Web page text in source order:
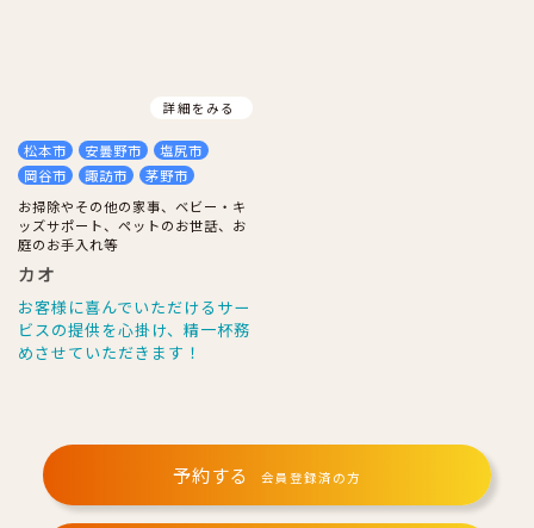
詳細をみる
松本市 安曇野市
塩尻市
岡谷市
諏訪市
茅野市
お掃除やその他の家事、ベビー・キ
ッズサポート、ペットのお世話、お
庭のお手入れ等
カオ
お客様に喜んでいただけるサー
ビスの提供を心掛け、精一杯務
めさせていただきます！
予約する 会員登録済の方